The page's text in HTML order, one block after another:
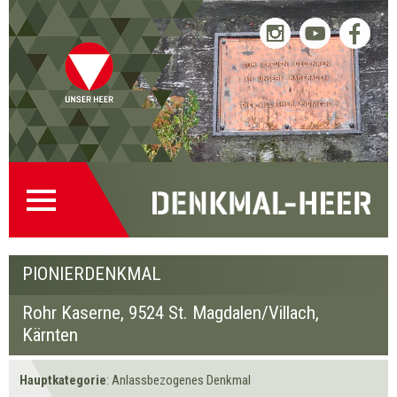
Startseite
(0)
Direkt
zur
Navigation
Direkt
zum
Inhalt
Zur
Denkmalsuche
(1)
Kontakt
(2)
PIONIERDENKMAL
Rohr Kaserne, 9524 St. Magdalen/Villach,
Kärnten
Hauptkategorie: Anlassbezogenes Denkmal
Weiter »
« Zurück
Pionierdenkmal
Pionierdenkmal